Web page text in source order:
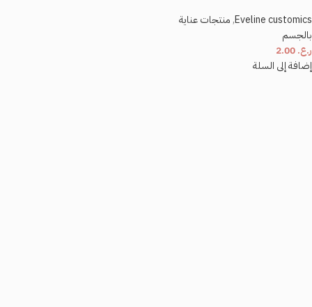
Eveline customics
, منتجات عناية
بالجسم
ر.ع.
إضافة إلى السلة